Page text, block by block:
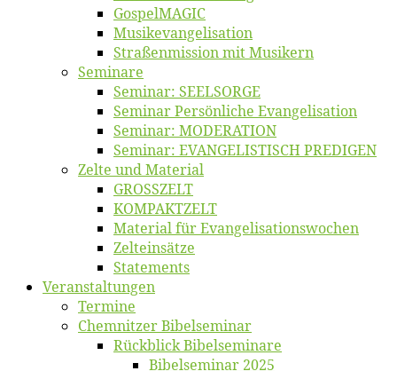
Gos­pel­MA­GIC
Musikevan­ge­li­sa­tion
Straßenmis­sion mit Musikern
Se­mi­na­re
Se­mi­nar: SEELSORGE
Se­mi­nar Per­sön­li­che Evangelisation
Se­mi­nar: MODERATION
Se­mi­nar: EVANGELISTISCH PREDIGEN
Zel­te und Material
GROSSZELT
KOMPAKTZELT
Ma­te­ri­al für Evangelisationswochen
Zelt­ein­sät­ze
State­ments
Ver­an­stal­tun­gen
Ter­mi­ne
Chemnit­zer Bibelseminar
Rück­blick Bibelseminare
Bi­bel­se­mi­nar 2025